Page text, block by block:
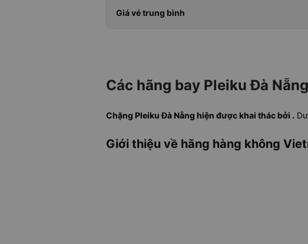
Giá vé trung bình
Các hãng bay Pleiku Đà
Chặng Pleiku Đà Nẵng hiện được khai thác bởi .
Giới thiệu về hãng hàng không